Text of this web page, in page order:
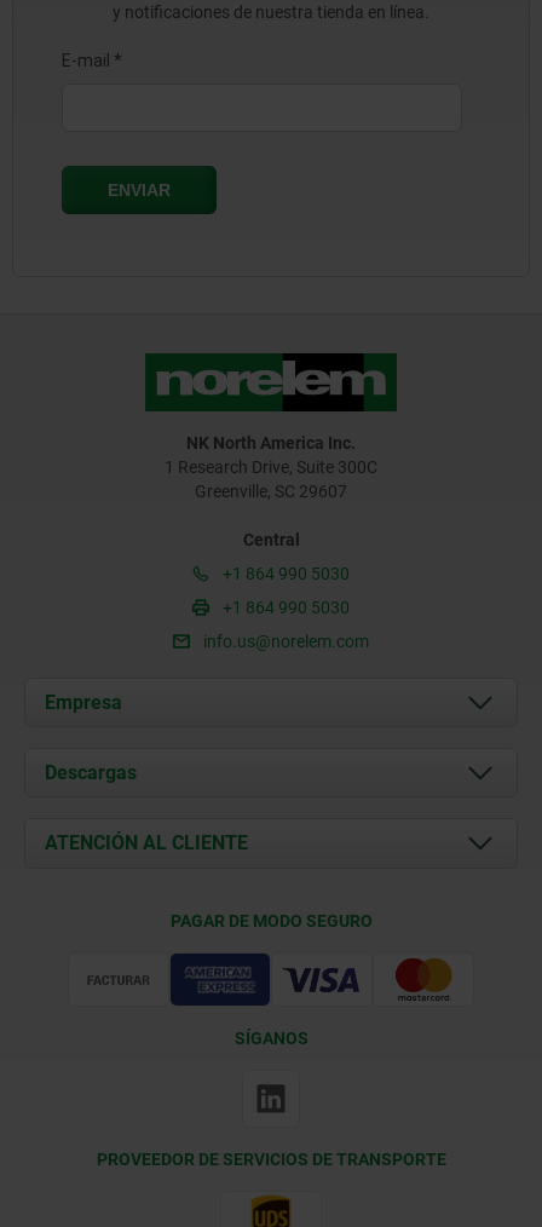
y notificaciones de nuestra tienda en línea.
NK North America Inc.
1 Research Drive, Suite 300C
Greenville, SC 29607
Central
+1 864 990 5030
+1 864 990 5030
info.us@norelem.com
Empresa
Acerca de nosotros
Contacto
Descargas
Documents
ATENCIÓN AL CLIENTE
PAGAR DE MODO SEGURO
SÍGANOS
PROVEEDOR DE SERVICIOS DE TRANSPORTE